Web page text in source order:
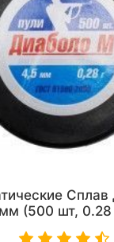
мм (500 шт, 0.28